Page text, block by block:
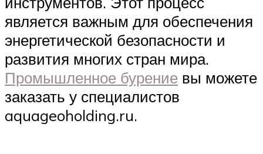
является важным для обеспечения
энергетической безопасности и
развития многих стран мира.
Промышленное бурение вы можете
заказать у специалистов
aquageoholding.ru.